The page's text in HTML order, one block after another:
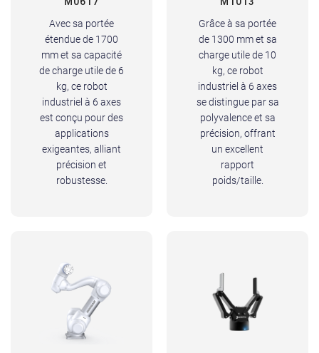
Avec sa portée
étendue de 1700
mm et sa capacité
de charge utile de 6
kg, ce robot
industriel à 6 axes
est conçu pour des
applications
exigeantes, alliant
précision et
robustesse.
Grâce à sa portée
de 1300 mm et sa
charge utile de 10
kg, ce robot
industriel à 6 axes
se distingue par sa
polyvalence et sa
précision, offrant
un excellent
rapport
poids/taille.